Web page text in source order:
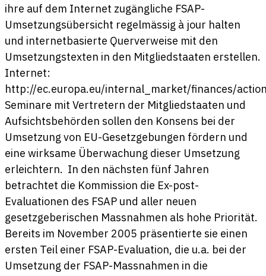
ihre auf dem Internet zugängliche FSAP-
Umsetzungsübersicht regelmässig à jour halten
und internetbasierte Querverweise mit den
Umsetzungstexten in den Mitgliedstaaten erstellen.
Internet:
http://ec.europa.eu/internal_market/finances/
Seminare mit Vertretern der Mitgliedstaaten und
Aufsichtsbehörden sollen den Konsens bei der
Umsetzung von EU-Gesetzgebungen fördern und
eine wirksame Überwachung dieser Umsetzung
erleichtern. In den nächsten fünf Jahren
betrachtet die Kommission die Ex-post-
Evaluationen des FSAP und aller neuen
gesetzgeberischen Massnahmen als hohe Priorität.
Bereits im November 2005 präsentierte sie einen
ersten Teil einer FSAP-Evaluation, die u.a. bei der
Umsetzung der FSAP-Massnahmen in die